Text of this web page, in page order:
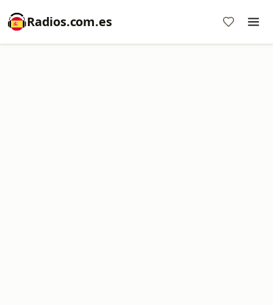
Radios.com.es